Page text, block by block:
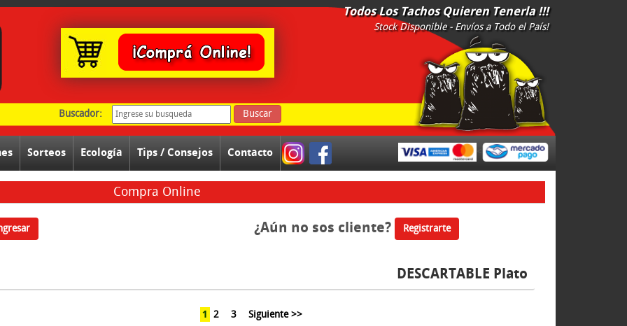
Todos Los Tachos Quieren Tenerla !!!
Stock Disponible - Envíos a Todo el País!
Buscador: Buscar
Sorteos Ecología Tips / Consejos Contacto
Compra Online
¿Aún no sos cliente? Registrarte
DESCARTABLE Plato
1 2 3 Siguiente >>